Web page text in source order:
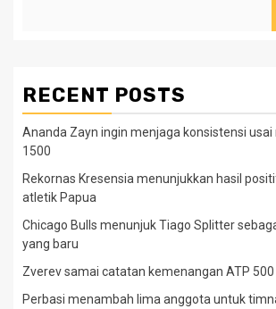
RECENT POSTS
Ananda Zayn ingin menjaga konsistensi usai
1500
Rekornas Kresensia menunjukkan hasil
atletik Papua
Chicago Bulls menunjuk Tiago Splitter
yang baru
Zverev samai catatan kemenangan ATP 500
Perbasi menambah lima anggota untuk